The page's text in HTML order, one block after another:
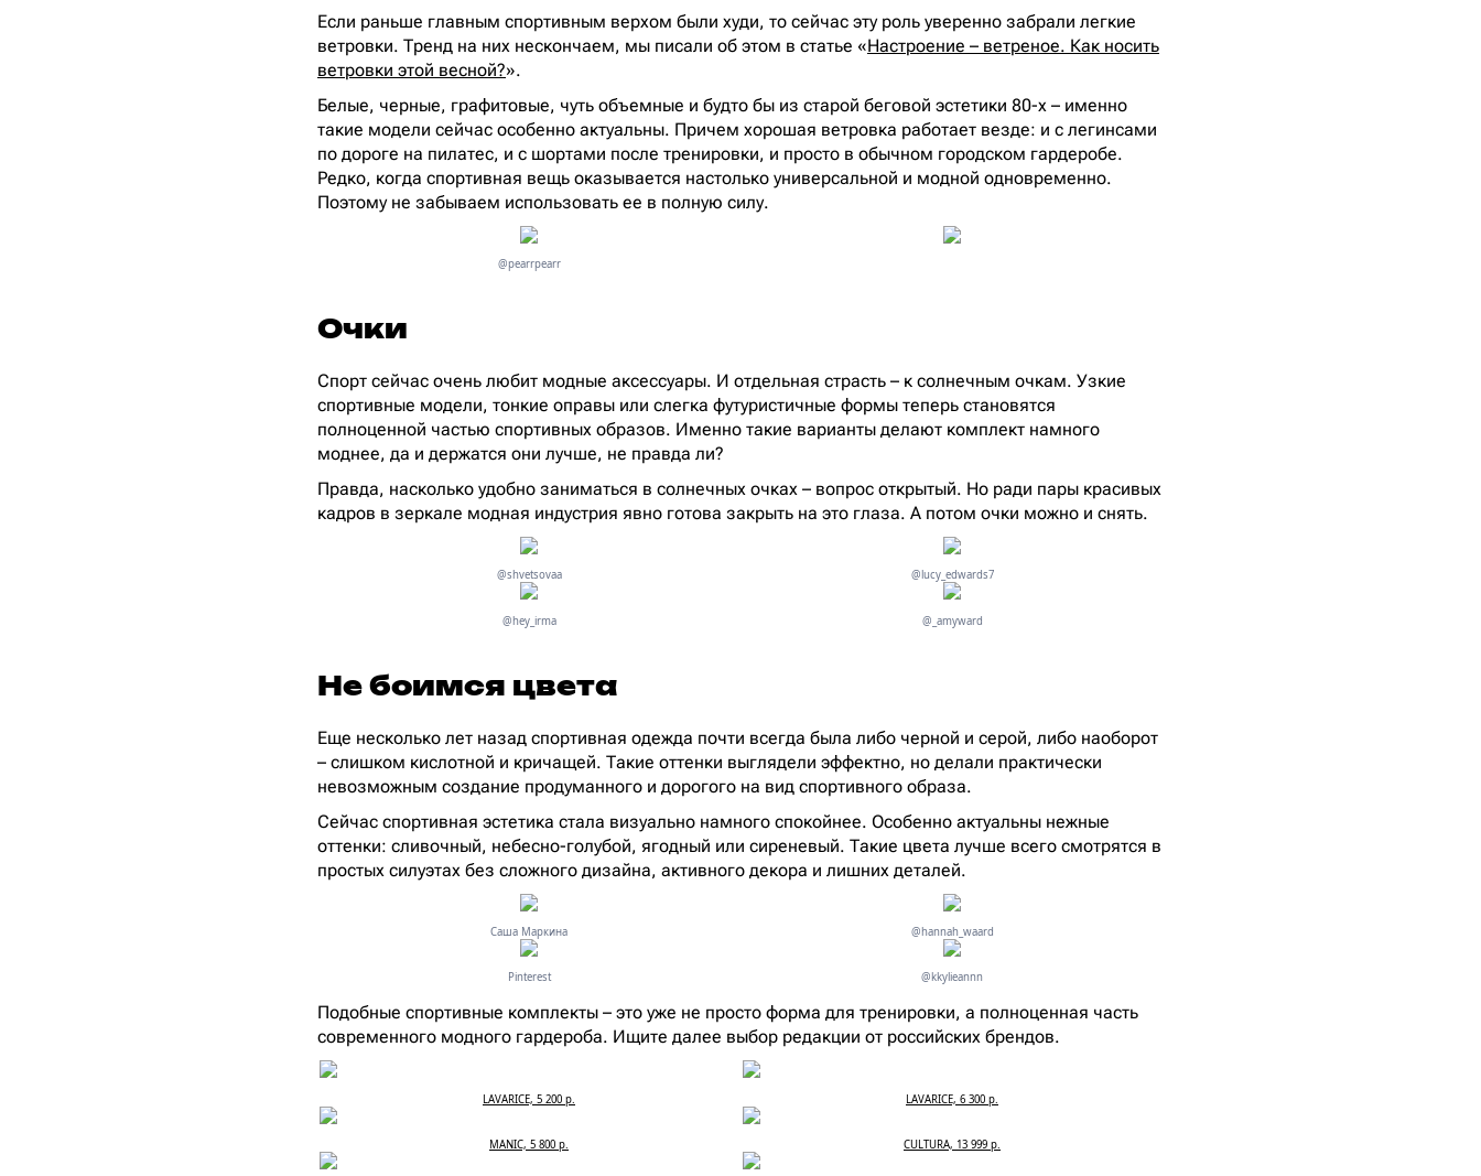
Если раньше главным спортивным верхом были худи, то сейчас эту роль уверенно забрали легкие
ветровки. Тренд на них нескончаем, мы писали об этом в статье «Настроение – ветреное. Как носить
ветровки этой весной?».
Белые, черные, графитовые, чуть объемные и будто бы из старой беговой эстетики 80-х – именно
такие модели сейчас особенно актуальны. Причем хорошая ветровка работает везде: и с легинсами
по дороге на пилатес, и с шортами после тренировки, и просто в обычном городском гардеробе.
Редко, когда спортивная вещь оказывается настолько универсальной и модной одновременно.
Поэтому не забываем использовать ее в полную силу.
@pearrpearr
Очки
Спорт сейчас очень любит модные аксессуары. И отдельная страсть – к солнечным очкам. Узкие
спортивные модели, тонкие оправы или слегка футуристичные формы теперь становятся
полноценной частью спортивных образов. Именно такие варианты делают комплект намного
моднее, да и держатся они лучше, не правда ли?
Правда, насколько удобно заниматься в солнечных очках – вопрос открытый. Но ради пары красивых
кадров в зеркале модная индустрия явно готова закрыть на это глаза. А потом очки можно и снять.
@shvetsovaa @lucy_edwards7
@hey_irma @_amyward
Не боимся цвета
Еще несколько лет назад спортивная одежда почти всегда была либо черной и серой, либо наоборот
– слишком кислотной и кричащей. Такие оттенки выглядели эффектно, но делали практически
невозможным создание продуманного и дорогого на вид спортивного образа.
Сейчас спортивная эстетика стала визуально намного спокойнее. Особенно актуальны нежные
оттенки: сливочный, небесно-голубой, ягодный или сиреневый. Такие цвета лучше всего смотрятся в
простых силуэтах без сложного дизайна, активного декора и лишних деталей.
Саша Маркина @hannah_waard
Pinterest @kkylieannn
Подобные спортивные комплекты – это уже не просто форма для тренировки, а полноценная часть
современного модного гардероба. Ищите далее выбор редакции от российских брендов.
LAVARICE, 5 200 р. LAVARICE, 6 300 р.
MANIC, 5 800 р. CULTURA, 13 999 р.